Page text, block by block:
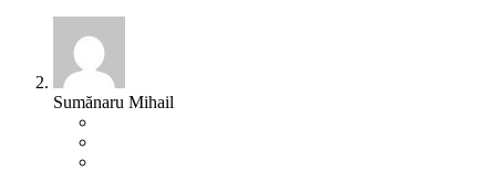
Sumănaru Mihail